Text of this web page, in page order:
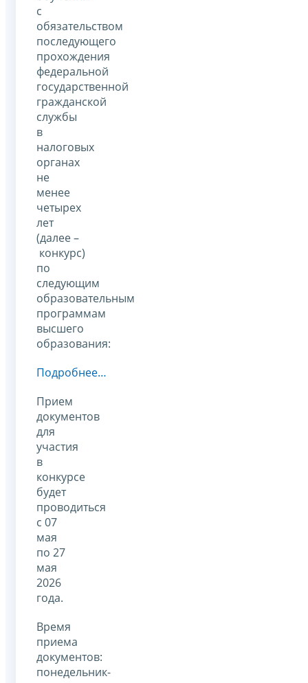
с
обязательством
последующего
прохождения
федеральной
государственной
гражданской
службы
в
налоговых
органах
не
менее
четырех
лет
(далее –
конкурс)
по
следующим
образовательным
программам
высшего
образования:
Подробнее…
Прием
документов
для
участия
в
конкурсе
будет
проводиться
с 07
мая
по 27
мая
2026
года.
Время
приема
документов:
понедельник-